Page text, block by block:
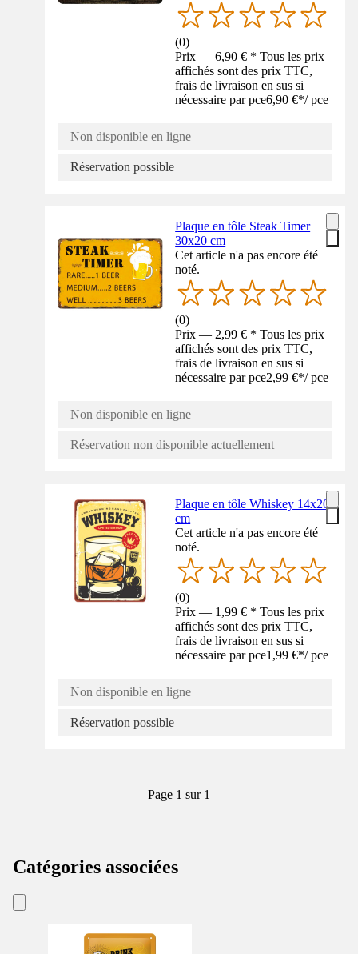
(0)
Prix — 6,90 € * Tous les prix
affichés sont des prix TTC,
frais de livraison en sus si
nécessaire par pce6,90 €*/ pce
Non disponible en ligne
Réservation possible
Plaque en tôle Steak Timer
30x20 cm
Cet article n'a pas encore été
noté.
(0)
Prix — 2,99 € * Tous les prix
affichés sont des prix TTC,
frais de livraison en sus si
nécessaire par pce2,99 €*/ pce
Non disponible en ligne
Réservation non disponible actuellement
Plaque en tôle Whiskey 14x20
cm
Cet article n'a pas encore été
noté.
(0)
Prix — 1,99 € * Tous les prix
affichés sont des prix TTC,
frais de livraison en sus si
nécessaire par pce1,99 €*/ pce
Non disponible en ligne
Réservation possible
Page 1 sur 1
Catégories associées